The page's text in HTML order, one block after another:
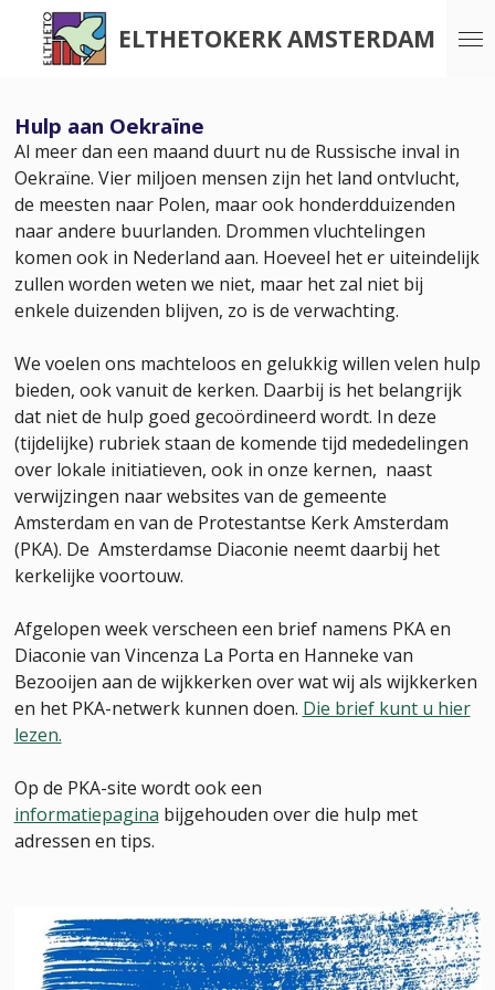
direct
hoofdinhoud
ELTHETOKERK AMSTERDAM
Hulp aan Oekraïne
Al meer dan een maand duurt nu de Russische inval in
Oekraïne. Vier miljoen mensen zijn het land ontvlucht,
de meesten naar Polen, maar ook honderdduizenden
naar andere buurlanden. Drommen vluchtelingen
komen ook in Nederland aan. Hoeveel het er uiteindelijk
zullen worden weten we niet, maar het zal niet bij
enkele duizenden blijven, zo is de verwachting.
We voelen ons machteloos en gelukkig willen velen hulp
bieden, ook vanuit de kerken. Daarbij is het belangrijk
dat niet de hulp goed gecoördineerd wordt. In deze
(tijdelijke) rubriek staan de komende tijd mededelingen
over lokale initiatieven, ook in onze kernen, naast
verwijzingen naar websites van de gemeente
Amsterdam en van de Protestantse Kerk Amsterdam
(PKA). De Amsterdamse Diaconie neemt daarbij het
kerkelijke voortouw.
Afgelopen week verscheen een brief namens PKA en
Diaconie van Vincenza La Porta en Hanneke van
Bezooijen aan de wijkkerken over wat wij als wijkkerken
en het PKA-netwerk kunnen doen. Die brief kunt u hier
lezen.
Op de PKA-site wordt ook een
informatiepagina bijgehouden over die hulp met
adressen en tips.